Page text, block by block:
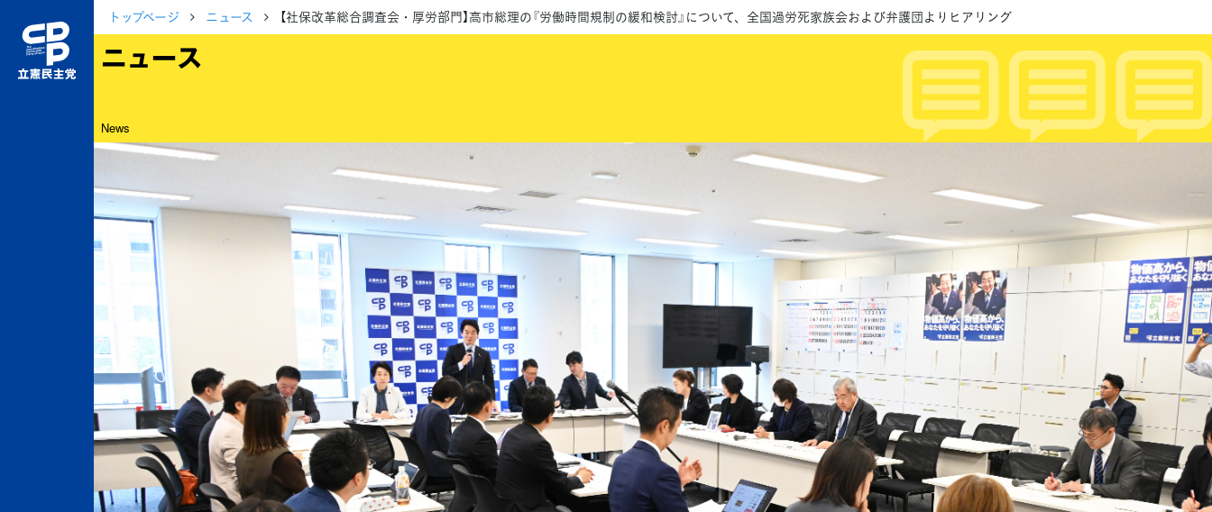
トップページ ニュース 【社保改革総合調査会・厚労部門】高市総理の『労働時間規制の緩和検討』について、全国過労死家族会および弁護団よりヒアリング
ニュース
News